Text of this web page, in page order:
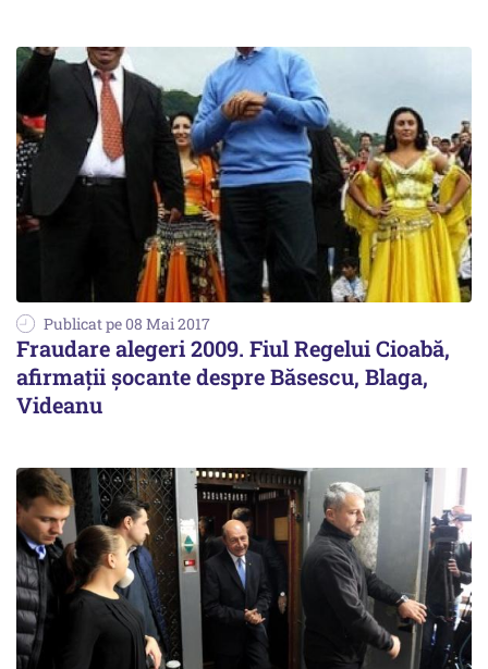
Publicat pe 08 Mai 2017
Fraudare alegeri 2009. Fiul Regelui Cioabă,
afirmații șocante despre Băsescu, Blaga,
Videanu